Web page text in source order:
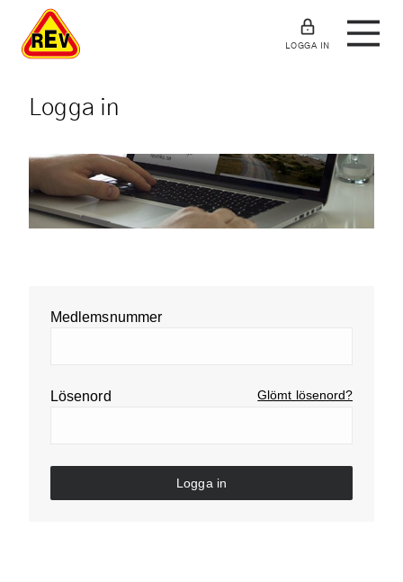
LOGGA IN
Logga in
Medlemsnummer
Lösenord Glömt lösenord?
Logga in